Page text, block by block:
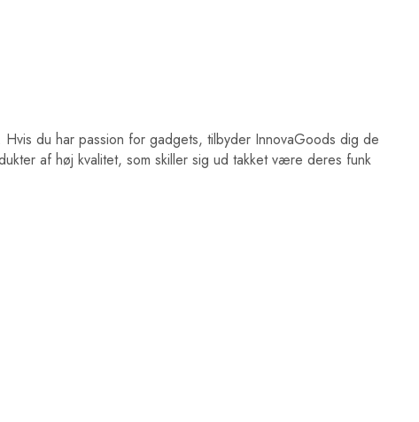
. Hvis du har passion for gadgets, tilbyder InnovaGoods dig de
af høj kvalitet, som skiller sig ud takket være deres funk